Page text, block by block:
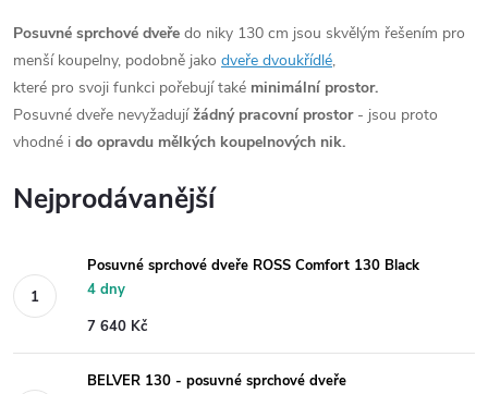
Posuvné sprchové dveře do niky 130 cm jsou skvělým řešením pro
menší koupelny, podobně jako dveře dvoukřídlé,
které pro svoji funkci pořebují také minimální prostor.
Posuvné dveře nevyžadujížádný pracovní prostor- jsou proto
vhodné i do opravdu mělkých koupelnových nik.
Nejprodávanější
Posuvné sprchové dveře ROSS Comfort 130 Black
4 dny
7 640 Kč
BELVER 130 - posuvné sprchové dveře